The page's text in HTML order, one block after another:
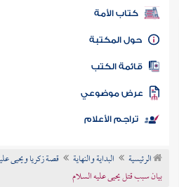
كتب PDF
كتاب الأمة
المكتبة
الكتب
موضوعي
تراجم الأعلام
الرئيسية البداية والنهاية
قصة زكريا ويحيى
بيان سبب قتل يحيى عليه السلام